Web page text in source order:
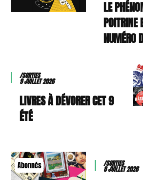
LE
POITRINE
NUMÉRO
/SORTIES
9 JUILLET 2026
9 LIVRES À DÉVORER CET
ÉTÉ
Abonnés /SORTIES
8 JUILLET 2026